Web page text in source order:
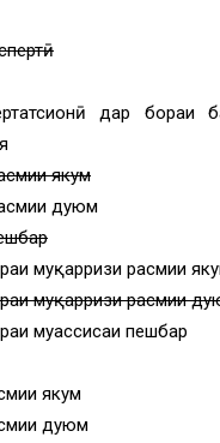
дар бораи
якум
дуюм
муқарризи расмии
муқарризи расмии
муассисаи пешбар
якум
дуюм